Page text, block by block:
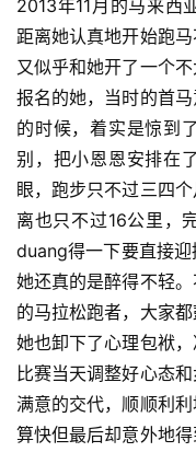
2013年11月的马来西
距离她认真地开始跑
又似乎和她开了一个
报名的她，当时的首
的时候，着实是惊到
别，把小恩恩安排在
眼，跑步只不过三四
离也只不过16公里，
duang得一下要直接
她还真的是醉得不轻
的马拉松跑者，大家
她也卸下了心理包袱，
比赛当天调整好心态
满意的交代，顺顺利
算快但最后却意外地